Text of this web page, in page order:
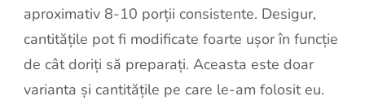
aproximativ 8-10 porții consistente. Desigur,
cantitățile pot fi modificate foarte ușor în funcție
de cât doriți să preparați. Aceasta este doar
varianta și cantitățile pe care le-am folosit eu.